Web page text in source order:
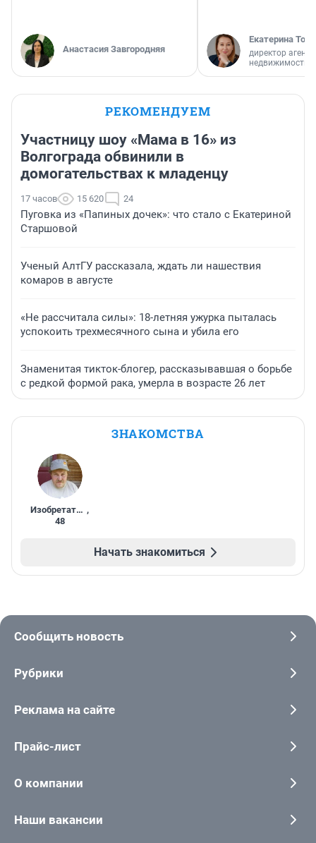
Анастасия Завгородняя
Екатерина
директор
недвижимости
РЕКОМЕНДУЕМ
Участницу шоу «Мама в 16» из
Волгограда обвинили в
домогательствах к младенцу
17 часов 15 620 24
Пуговка из «Папиных дочек»: что стало с Екатериной
Старшовой
Ученый АлтГУ рассказала, ждать ли нашествия
комаров в августе
«Не рассчитала силы»: 18-летняя ужурка пыталась
успокоить трехмесячного сына и убила его
Знаменитая тикток-блогер, рассказывавшая о борьбе
с редкой формой рака, умерла в возрасте 26 лет
ЗНАКОМСТВА
Изобретатель ,
48
Начать знакомиться
Сообщить новость
Рубрики
Реклама на сайте
Прайс-лист
О компании
Наши вакансии